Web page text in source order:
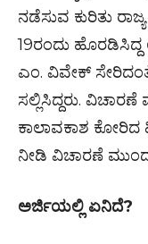
ನಡೆಸುವ ಕುರಿತು
19ರಂದು
ಎಂ. ವಿವೇಕ್
ಸಲ್ಲಿಸಿದ್ದರು. ವಿಚಾರಣೆ
ಕಾಲಾವಕಾಶ
ನೀಡಿ ವಿಚಾರಣೆ
ಅರ್ಜಿಯಲ್ಲಿ ಏನಿದೆ?